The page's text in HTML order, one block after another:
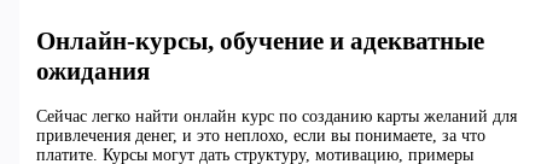
Онлайн-курсы, обучение и адекватные
ожидания
Сейчас легко найти онлайн курс по созданию карты желаний для
привлечения денег, и это неплохо, если вы понимаете, за что
платите. Курсы могут дать структуру, мотивацию, примеры